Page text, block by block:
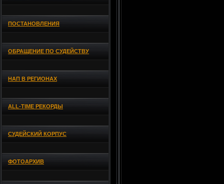
ПОСТАНОВЛЕНИЯ
ОБРАЩЕНИЕ ПО СУДЕЙСТВУ
НАП В РЕГИОНАХ
ALL-TIME РЕКОРДЫ
СУДЕЙСКИЙ КОРПУС
ФОТОАРХИВ